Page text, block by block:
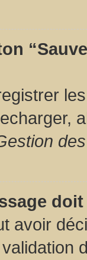
avoir